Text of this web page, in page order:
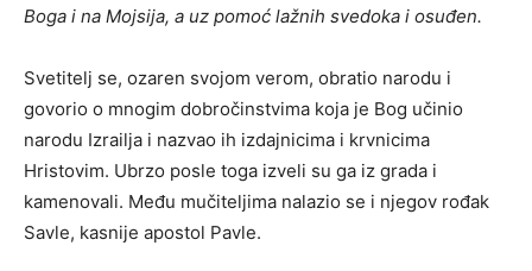
Boga i na Mojsija, a uz pomoć lažnih svedoka i osuđen.
Svetitelj se, ozaren svojom verom, obratio narodu i
govorio o mnogim dobročinstvima koja je Bog učinio
narodu Izrailja i nazvao ih izdajnicima i krvnicima
Hristovim. Ubrzo posle toga izveli su ga iz grada i
kamenovali. Među mučiteljima nalazio se i njegov rođak
Savle, kasnije apostol Pavle.